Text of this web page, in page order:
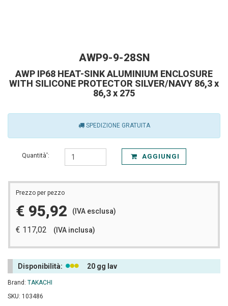
AWP9-9-28SN
AWP IP68 HEAT-SINK ALUMINIUM ENCLOSURE
WITH SILICONE PROTECTOR SILVER/NAVY 86,3 x
86,3 x 275
SPEDIZIONE GRATUITA
Quantità': AGGIUNGI
Prezzo per pezzo
€ 95,92 (IVA esclusa)
€ 117,02 (IVA inclusa)
Disponibilità: 20 gg lav
Brand: TAKACHI
SKU: 103486